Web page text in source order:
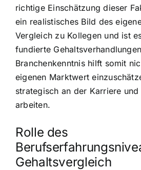
richtige Einschätzung dieser
ein realistisches Bild des
Vergleich zu Kollegen und ist
fundierte
Branchenkenntnis hilft somit
eigenen Marktwert
strategisch an der Karriere und
arbeiten.
Rolle des
Gehaltsvergleich